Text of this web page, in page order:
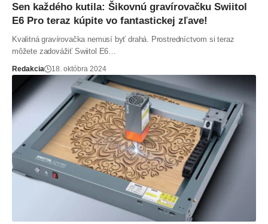
Sen každého kutila: Šikovnú gravírovačku Swiitol
E6 Pro teraz kúpite vo fantastickej zľave!
Kvalitná gravírovačka nemusí byť drahá. Prostredníctvom si teraz
môžete zadovážiť Swiitol E6…
Redakcia 18. októbra 2024